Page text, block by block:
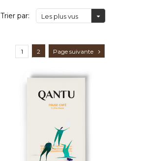
Trier par: Les plus vus
1 2 Page suivante